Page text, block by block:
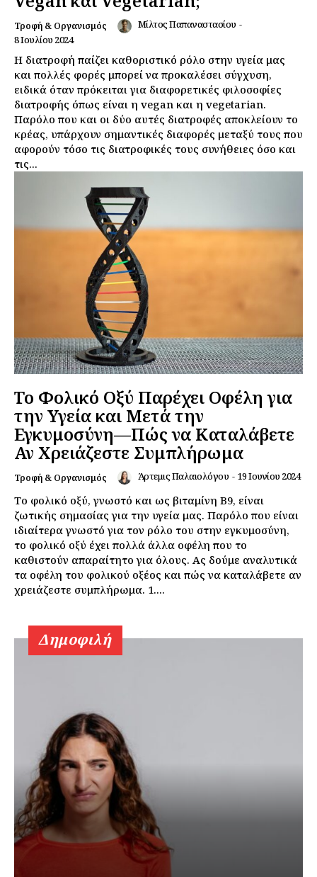
Εγγραφείτε τώρα!
Daily Food
Σχετικά με εμάς
Αποποίηση Ευθυνών
Ο λογαριασμός μου
Επικοινωνία
Τροφή & Οργανισμός Μίλτος Παπαναστασίου -
8 Ιουλίου 2024
Η διατροφή παίζει καθοριστικό ρόλο στην υγεία μας
και πολλές φορές μπορεί να προκαλέσει σύγχυση,
ειδικά όταν πρόκειται για διαφορετικές φιλοσοφίες
διατροφής όπως είναι η vegan και η vegetarian.
Παρόλο που και οι δύο αυτές διατροφές αποκλείουν το
κρέας, υπάρχουν σημαντικές διαφορές μεταξύ τους που
αφορούν τόσο τις διατροφικές τους συνήθειες όσο και
τις...
Το Φολικό Οξύ Παρέχει Οφέλη για
την Υγεία και Μετά την
Εγκυμοσύνη—Πώς να Καταλάβετε
Αν Χρειάζεστε Συμπλήρωμα
Τροφή & Οργανισμός Άρτεμις Παλαιολόγου - 19 Ιουνίου 2024
Το φολικό οξύ, γνωστό και ως βιταμίνη B9, είναι
ζωτικής σημασίας για την υγεία μας. Παρόλο που είναι
ιδιαίτερα γνωστό για τον ρόλο του στην εγκυμοσύνη,
το φολικό οξύ έχει πολλά άλλα οφέλη που το
καθιστούν απαραίτητο για όλους. Ας δούμε αναλυτικά
τα οφέλη του φολικού οξέος και πώς να καταλάβετε αν
χρειάζεστε συμπλήρωμα. 1....
Δημοφιλή